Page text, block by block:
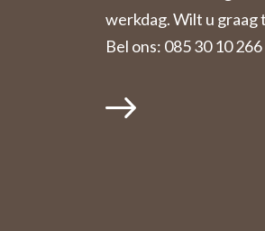
werkdag. Wilt u graag
Bel ons: 085 30 10 266